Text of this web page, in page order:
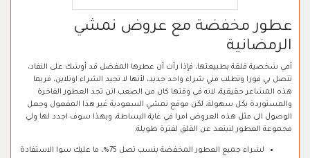
عطور مخفضة مع عروض نمشي
الرمضانية
أمي شخصية قلقة بطبيعتها، فإذا رأت أن عطرها المفضل قد أوشك على النفاد،
تتصل بي فورا وتطلب مني شراء واحد جديد، لأنها لا تجيد الشراء اونلاين، فربما
هذه المشاعر حقيقية، لانه في وقتها كان من الصعب انن تجد العطور الفاخرة
والمستوردة بكل سهولة، لكن موقع نمشي السعودية غير هذا المفعول وجعل
الوصول الى مثل هذه العروض امرا في غاية البساطة، وبهذا سوف اجدد لها ولي
مجموعة العطور لنبتعد عن القلق لفترة طويلة.
لشراء جميع العطور المخفضة بنسب تصل 75%، ما عليك سوا الاستفادة